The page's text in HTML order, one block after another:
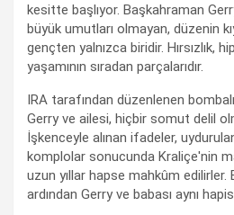
kesitte başlıyor. Başkahraman
büyük umutları olmayan, düzenin
gençten yalnızca biridir. Hırsızlık,
yaşamının sıradan parçalarıdır.
IRA tarafından düzenlenen
Gerry ve ailesi, hiçbir somut delil
İşkenceyle alınan ifadeler,
komplolar sonucunda Kraliçe'nin
uzun yıllar hapse mahkûm
ardından Gerry ve babası aynı